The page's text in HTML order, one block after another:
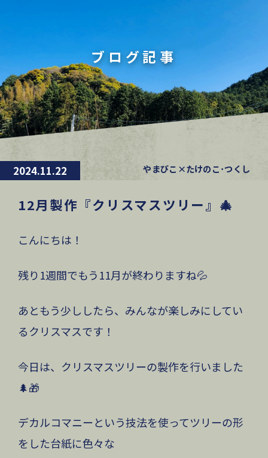
ブログ記事
2024.11.22 やまびこ×たけのこ･つくし
12月製作『クリスマスツリー』🎄
こんにちは！
残り1週間でもう11月が終わりますね💦
あともう少ししたら、みんなが楽しみにしてい
るクリスマスです！
今日は、クリスマスツリーの製作を行いました
🌲🎁
デカルコマニーという技法を使ってツリーの形
をした台紙に色々な